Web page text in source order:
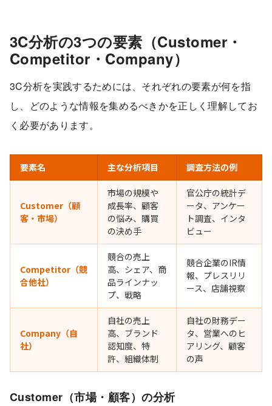
3C分析の3つの要素（Customer・
Competitor・Company）
3C分析を実践するためには、それぞれの要素が何を指
し、どのような情報を集めるべきかを正しく理解してお
く必要があります。
要素名 主な分析項目 調査方法の例
Customer（顧
客・市場）
市場の規模や
成長率、顧客
の悩み、購買
の決め手
官公庁の統計デ
ータ、アンケー
ト調査、インタ
ビュー
Competitor（競
合他社）
競合の売上
高、シェア、商
品ラインナッ
プ、戦略
競合企業のIR情
報、プレスリリ
ース、店舗視察
Company（自
社）
自社の売上
高、ブランド
認知度、特
許、組織体制
自社の財務デー
タ、営業へのヒ
アリング、顧客
の声
Customer（市場・顧客）の分析